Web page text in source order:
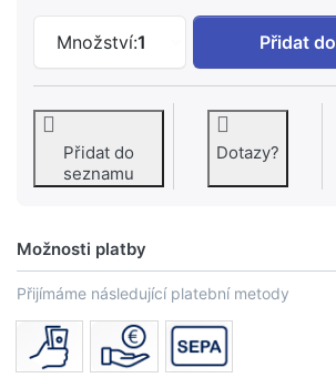
Množství:1
FV THERM 17 x
Přidat
Přidat do
seznamu
Dotazy?
Možnosti platby
Přijímáme následující platební metody